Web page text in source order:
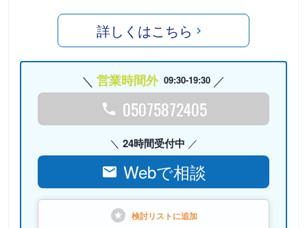
詳しくはこちら
営業時間外 09:30-19:30
05075872405
24時間受付中
Webで相談
検討リストに追加